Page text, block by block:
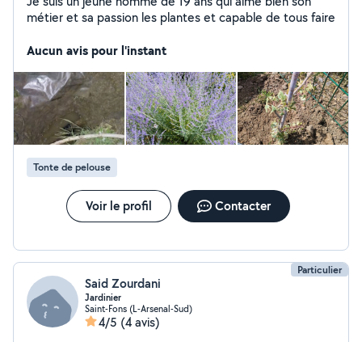
métier et sa passion les plantes et capable de tous faire
Aucun avis pour l'instant
Tonte de pelouse
Voir le profil Contacter
Particulier
Said Zourdani
Jardinier
Saint-Fons (L-Arsenal-Sud)
4/5 (4 avis)